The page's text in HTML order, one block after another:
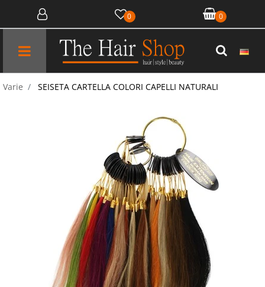
0 0
Open menu
Varie SEISETA CARTELLA COLORI CAPELLI NATURALI